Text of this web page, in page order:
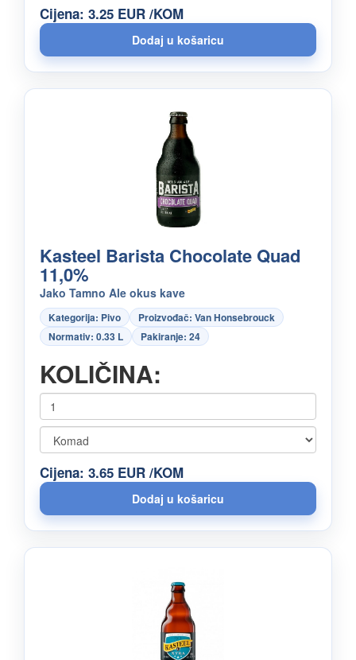
Cijena: 3.25 EUR /KOM
Kasteel Barista Chocolate Quad
11,0%
Jako Tamno Ale okus kave
Kategorija: Pivo
Proizvođač: Van Honsebrouck
Normativ: 0.33 L
Pakiranje: 24
KOLIČINA:
Cijena: 3.65 EUR /KOM